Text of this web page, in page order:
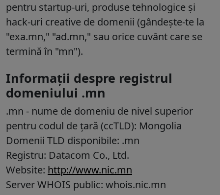
pentru startup-uri, produse tehnologice și
hack-uri creative de domenii (gândește-te la
"exa.mn," "ad.mn," sau orice cuvânt care se
termină în "mn").
Informații despre registrul
domeniului .mn
.mn - nume de domeniu de nivel superior
pentru codul de țară (ccTLD): Mongolia
Domenii TLD disponibile: .mn
Registru: Datacom Co., Ltd.
Website: http://www.nic.mn
Server WHOIS public: whois.nic.mn